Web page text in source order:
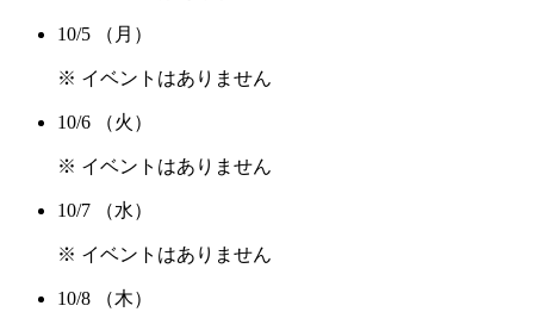
10/5 （月）
※ イベントはありません
10/6 （火）
※ イベントはありません
10/7 （水）
※ イベントはありません
10/8 （木）